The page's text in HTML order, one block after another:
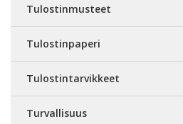
Tulostinmusteet
Tulostinpaperi
Tulostintarvikkeet
Turvallisuus